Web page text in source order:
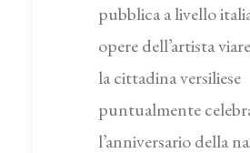
pubblica a livello
opere dell’artista
la cittadina versiliese
puntualmente
l’anniversario della